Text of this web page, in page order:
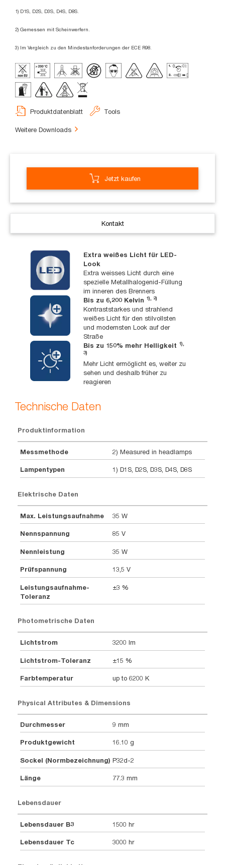
1) D1S, D2S, D3S, D4S, D8S.
2) Gemessen mit Scheinwerfern.
3) Im Vergleich zu den Mindestanforderungen der ECE R98.
Produktdatenblatt Tools
Weitere Downloads
Jetzt kaufen
Kontakt
Extra weißes Licht für LED-
Look
Extra weisses Licht durch eine
spezielle Metallhalogenid-Füllung
im inneren des Brenners
Bis zu 6,200 Kelvin 1), 2)
Kontraststarkes und strahlend
weißes Licht für den stilvollsten
und modernsten Look auf der
Straße
Bis zu 150% mehr Helligkeit 1),
3)
Mehr Licht ermöglicht es, weiter zu
sehen und deshalb früher zu
reagieren
Technische Daten
Produktinformation
Messmethode 2) Measured in headlamps
Lampentypen 1) D1S, D2S, D3S, D4S, D8S
Elektrische Daten
Max. Leistungsaufnahme 35 W
Nennspannung 85 V
Nennleistung 35 W
Prüfspannung 13,5 V
Leistungsaufnahme-
Toleranz
±3 %
Photometrische Daten
Lichtstrom 3200 lm
Lichtstrom-Toleranz ±15 %
Farbtemperatur up to 6200 K
Physical Attributes & Dimensions
Durchmesser 9 mm
Produktgewicht 16.10 g
Sockel (Normbezeichnung) P32d-2
Länge 77.3 mm
Lebensdauer
Lebensdauer B3 1500 hr
Lebensdauer Tc 3000 hr